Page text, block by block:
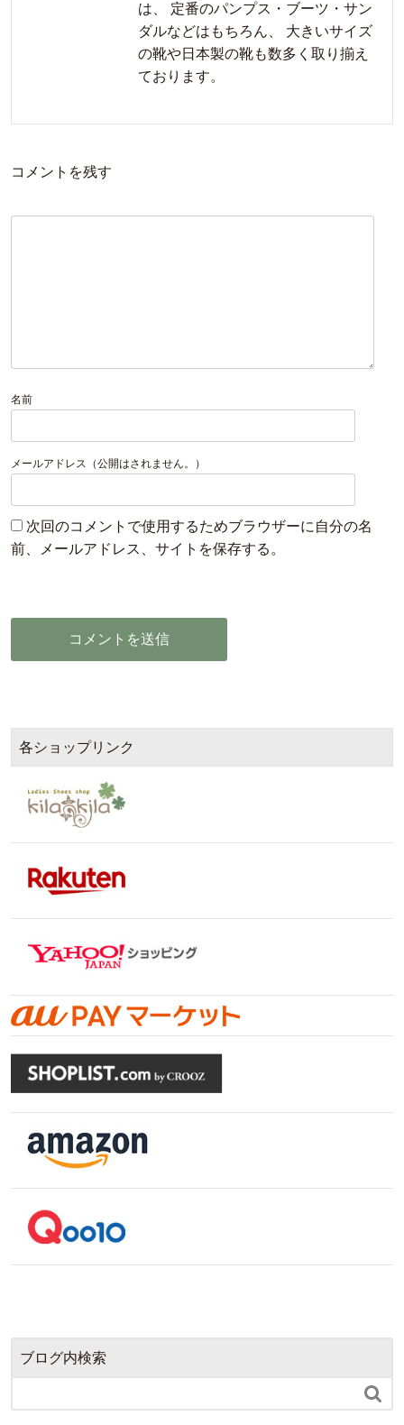
は、 定番のパンプス・ブーツ・サン
ダルなどはもちろん、 大きいサイズ
の靴や日本製の靴も数多く取り揃え
ております。
コメントを残す
名前
メールアドレス（公開はされません。）
次回のコメントで使用するためブラウザーに自分の名
前、メールアドレス、サイトを保存する。
各ショップリンク
ブログ内検索
